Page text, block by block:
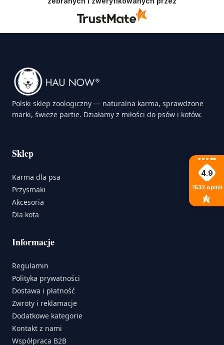
pupila 🐶
Polski sklep zoologiczny — naturalna karma, sprawdzone
marki, świeże partie. Działamy z miłości do psów i kotów.
Sklep
Karma dla psa
Przysmaki
Akcesoria
Dla kota
Informacje
Regulamin
Polityka prywatności
Dostawa i płatność
Zwroty i reklamacje
Dodatkowe kategorie
Kontakt z nami
Współpraca B2B
4.9
1532 opinii